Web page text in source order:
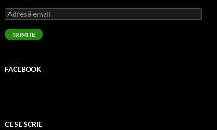
Adresă
email
TRIMITE
FACEBOOK
CE SE SCRIE